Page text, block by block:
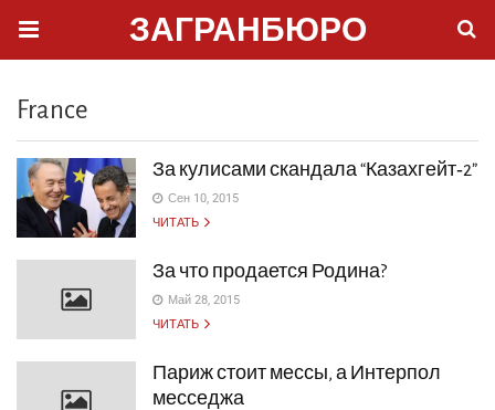
ЗАГРАНБЮРО
France
За кулисами скандала “Казахгейт‑2”
Сен 10, 2015
ЧИТАТЬ
За что продается Родина?
Май 28, 2015
ЧИТАТЬ
Париж стоит мессы, а Интерпол
месседжа